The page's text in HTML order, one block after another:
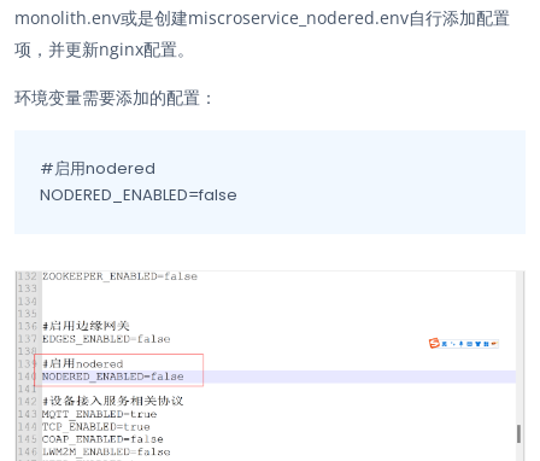
monolith.env或是创建miscroservice_nodered.env自行添加配置
项，并更新nginx配置。
环境变量需要添加的配置：
#启用nodered
NODERED_ENABLED=false